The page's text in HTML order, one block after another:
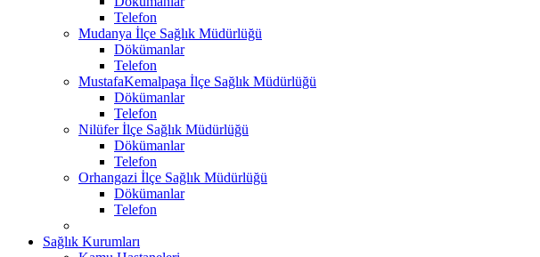
Telefon
Mudanya İlçe Sağlık Müdürlüğü
Dökümanlar
Telefon
MustafaKemalpaşa İlçe Sağlık Müdürlüğü
Dökümanlar
Telefon
Nilüfer İlçe Sağlık Müdürlüğü
Dökümanlar
Telefon
Orhangazi İlçe Sağlık Müdürlüğü
Dökümanlar
Telefon
Sağlık Kurumları